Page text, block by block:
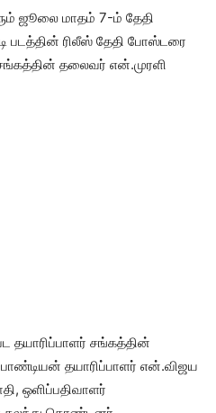
ஜூலை மாதம் 7-ம் தேதி
படத்தின் ரிலீஸ் தேதி போஸ்டரை
தலைவர் என்.முரளி
தயாரிப்பாளர் சங்கத்தின்
தயாரிப்பாளர் என்.விஜய
ஒளிப்பதிவாளர்